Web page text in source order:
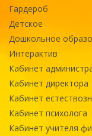
Гардероб
Детское
Дошкольное
Интерактив
Кабинет
Кабинет директора
Кабинет
Кабинет психолога
Кабинет учителя